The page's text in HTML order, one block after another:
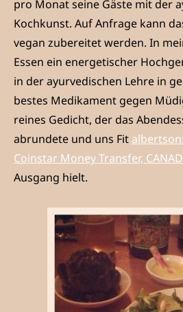
pro Monat seine Gäste mit der
Kochkunst. Auf Anfrage kann
vegan zubereitet werden. In
Essen ein energetischer
in der ayurvedischen Lehre in
bestes Medikament gegen
reines Gedicht, der das
abrundete und uns Fit
Coinstar Money Transfer,
Ausgang hielt.